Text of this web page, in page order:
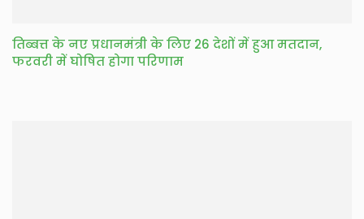
तिब्बत्त के नए प्रधानमंत्री के लिए 26 देशों में हुआ मतदान,
फरवरी में घोषित होगा परिणाम